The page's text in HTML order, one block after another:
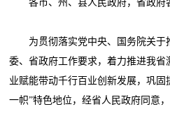
各市、州、县人民政府，省政府
为贯彻落实党中央、国务院关于
委、省政府工作要求，着力推进我
业赋能带动千行百业创新发展，巩
一帜”特色地位，经省人民政府同意